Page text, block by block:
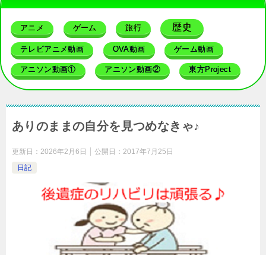
アニメ ゲーム 旅行 歴史
テレビアニメ動画 OVA動画 ゲーム動画
アニソン動画① アニソン動画② 東方Project
ありのままの自分を見つめなきゃ♪
更新日： 2026年2月6日 公開日： 2017年7月25日
日記